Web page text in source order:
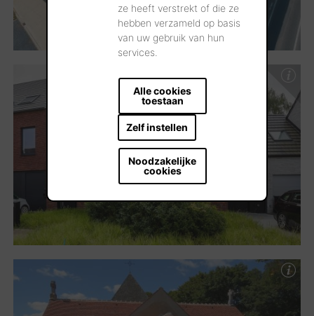
ze heeft verstrekt of die ze
hebben verzameld op basis
van uw gebruik van hun
services.
Alle cookies
toestaan
Zelf instellen
Noodzakelijke
cookies